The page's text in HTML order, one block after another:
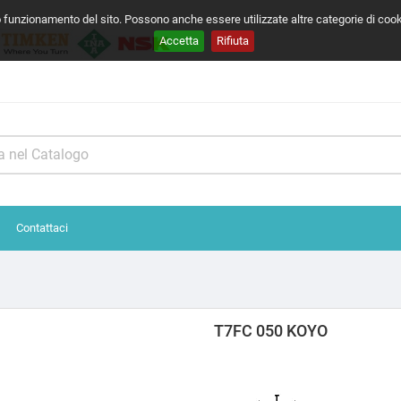
del sito. Possono anche essere utilizzate altre categorie di
Accetta
Rifiuta
Contattaci
T7FC 050 KOYO